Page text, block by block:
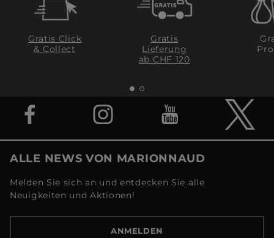
Gratis Click
& Collect
Gratis
Lieferung
ab CHF 120
ALLE NEWS VON MARIONNAUD
Melden Sie sich an und entdecken Sie alle
Neuigkeiten und Aktionen!
ANMELDEN